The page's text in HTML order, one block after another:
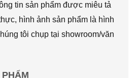
tin sản phẩm được miêu tả
hình ảnh sản phẩm là hình
tôi chụp tại showroom/văn